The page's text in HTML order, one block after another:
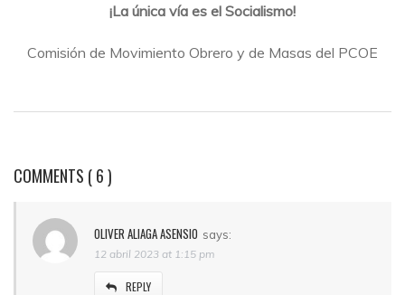
¡La única vía es el Socialismo!
Comisión de Movimiento Obrero y de Masas del PCOE
COMMENTS ( 6 )
OLIVER ALIAGA ASENSIO says:
12 abril 2023 at 1:15 pm
REPLY